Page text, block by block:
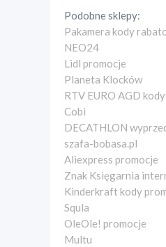
Podobne sklepy:
Pakamera kody
NEO24
Lidl promocje
Planeta Klocków
RTV EURO AGD
Cobi
DECATHLON
szafa-bobasa.pl
Aliexpress promocje
Znak Księgarnia
Kinderkraft kody
Squla
OleOle! promocje
Multu